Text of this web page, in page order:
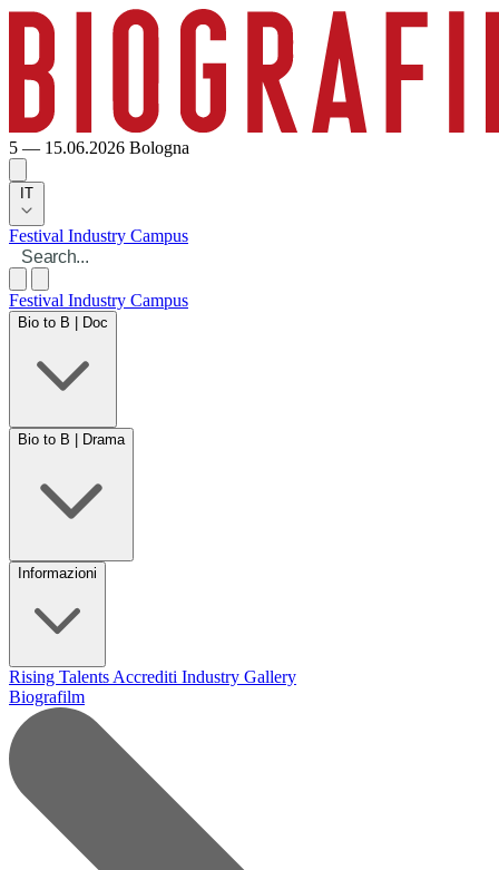
5 — 15.06.2026 Bologna
IT
Festival Industry Campus
Festival Industry Campus
Bio to B | Doc
Bio to B | Drama
Informazioni
Rising Talents Accrediti Industry Gallery
Biografilm